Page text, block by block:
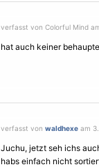
verfasst von Colorful Mind
hat auch keiner
verfasst von waldhexe am
Juchu, jetzt seh ichs
habs einfach nicht